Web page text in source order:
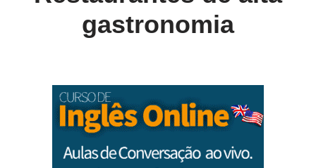
gastronomia